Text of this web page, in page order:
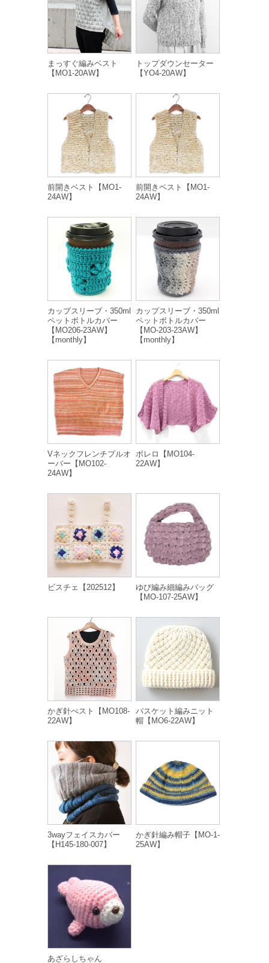
まっすぐ編みベスト
【MO1-20AW】
トップダウンセーター
【YO4-20AW】
前開きベスト【MO1-
24AW】
前開きベスト【MO1-
24AW】
カップスリーブ・350ml
ペットボトルカバー
【MO206-23AW】
【monthly】
カップスリーブ・350ml
ペットボトルカバー
【MO-203-23AW】
【monthly】
Vネックフレンチプルオ
ーバー【MO102-
24AW】
ボレロ【MO104-
22AW】
ビスチェ【202512】
ゆび編み細編みバッグ
【MO-107-25AW】
かぎ針べスト【MO108-
22AW】
バスケット編みニット
帽【MO6-22AW】
3wayフェイスカバー
【H145-180-007】
かぎ針編み帽子【MO-1-
25AW】
あざらしちゃん